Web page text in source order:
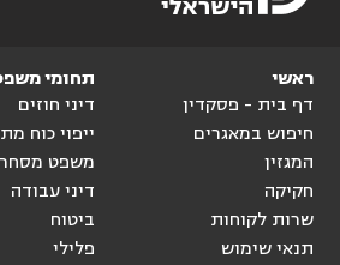
ראשי
דף בית - פסקדין
חיפוש במאגרים
המגזין
חקיקה
שרות לקוחות
תנאי שימוש
תחומי
דיני חוזים
ייפוי כוח
משפט
דיני עבודה
ביטוח
פלילי